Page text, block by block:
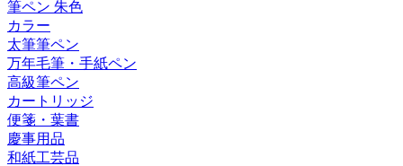
筆ペン 朱色
カラー
太筆筆ペン
万年毛筆・手紙ペン
高級筆ペン
カートリッジ
便箋・葉書
慶事用品
和紙工芸品